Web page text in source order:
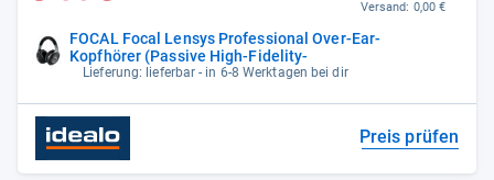
FOCAL Focal Lensys Professional Over-Ear-
Kopfhörer (Passive High-Fidelity-
Lieferung: lieferbar - in 6-8 Werktagen bei dir
Versand: 0,00 €
Preis prüfen